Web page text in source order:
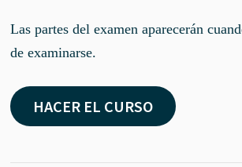
Las partes del examen aparecerán
de examinarse.
HACER EL CURSO